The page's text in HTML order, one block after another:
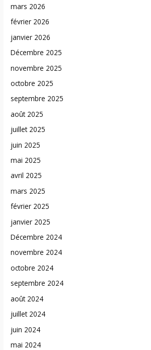
mars 2026
février 2026
janvier 2026
Décembre 2025
novembre 2025
octobre 2025
septembre 2025
août 2025
juillet 2025
juin 2025
mai 2025
avril 2025
mars 2025
février 2025
janvier 2025
Décembre 2024
novembre 2024
octobre 2024
septembre 2024
août 2024
juillet 2024
juin 2024
mai 2024